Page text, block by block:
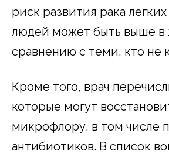
риск развития рака
людей может быть выше в
сравнению с теми, кто не
Кроме того, врач
которые могут
микрофлору, в том числе
антибиотиков. В список